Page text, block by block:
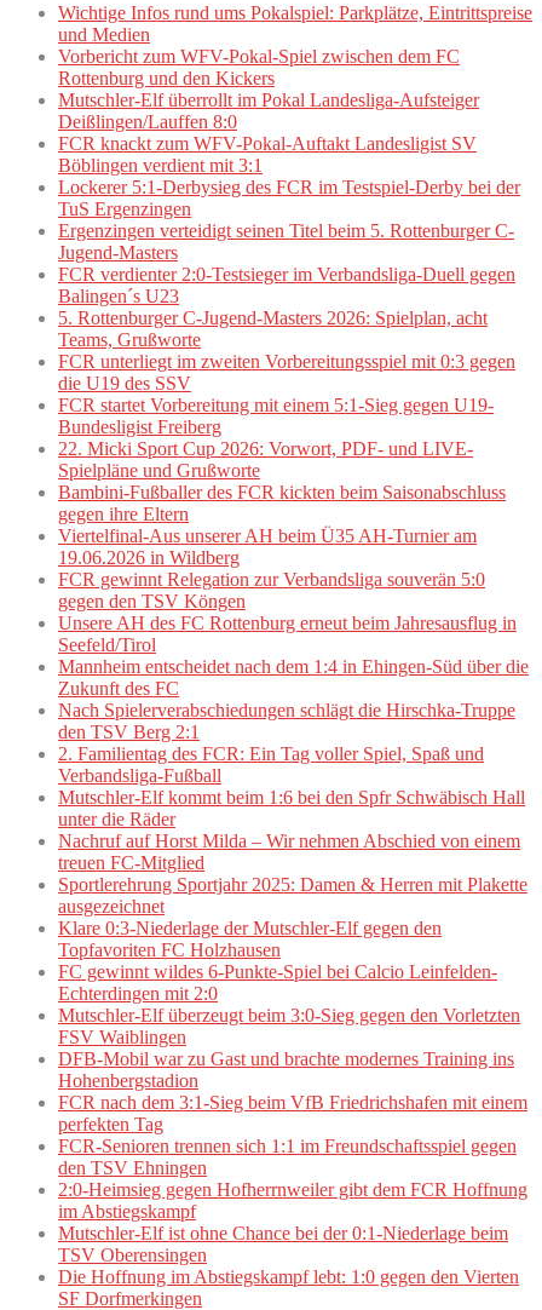
Wichtige Infos rund ums Pokalspiel: Parkplätze, Eintrittspreise
und Medien
Vorbericht zum WFV-Pokal-Spiel zwischen dem FC
Rottenburg und den Kickers
Mutschler-Elf überrollt im Pokal Landesliga-Aufsteiger
Deißlingen/Lauffen 8:0
FCR knackt zum WFV-Pokal-Auftakt Landesligist SV
Böblingen verdient mit 3:1
Lockerer 5:1-Derbysieg des FCR im Testspiel-Derby bei der
TuS Ergenzingen
Ergenzingen verteidigt seinen Titel beim 5. Rottenburger C-
Jugend-Masters
FCR verdienter 2:0-Testsieger im Verbandsliga-Duell gegen
Balingen´s U23
5. Rottenburger C-Jugend-Masters 2026: Spielplan, acht
Teams, Grußworte
FCR unterliegt im zweiten Vorbereitungsspiel mit 0:3 gegen
die U19 des SSV
FCR startet Vorbereitung mit einem 5:1-Sieg gegen U19-
Bundesligist Freiberg
22. Micki Sport Cup 2026: Vorwort, PDF- und LIVE-
Spielpläne und Grußworte
Bambini-Fußballer des FCR kickten beim Saisonabschluss
gegen ihre Eltern
Viertelfinal-Aus unserer AH beim Ü35 AH-Turnier am
19.06.2026 in Wildberg
FCR gewinnt Relegation zur Verbandsliga souverän 5:0
gegen den TSV Köngen
Unsere AH des FC Rottenburg erneut beim Jahresausflug in
Seefeld/Tirol
Mannheim entscheidet nach dem 1:4 in Ehingen-Süd über die
Zukunft des FC
Nach Spielerverabschiedungen schlägt die Hirschka-Truppe
den TSV Berg 2:1
2. Familientag des FCR: Ein Tag voller Spiel, Spaß und
Verbandsliga-Fußball
Mutschler-Elf kommt beim 1:6 bei den Spfr Schwäbisch Hall
unter die Räder
Nachruf auf Horst Milda – Wir nehmen Abschied von einem
treuen FC-Mitglied
Sportlerehrung Sportjahr 2025: Damen & Herren mit Plakette
ausgezeichnet
Klare 0:3-Niederlage der Mutschler-Elf gegen den
Topfavoriten FC Holzhausen
FC gewinnt wildes 6-Punkte-Spiel bei Calcio Leinfelden-
Echterdingen mit 2:0
Mutschler-Elf überzeugt beim 3:0-Sieg gegen den Vorletzten
FSV Waiblingen
DFB-Mobil war zu Gast und brachte modernes Training ins
Hohenbergstadion
FCR nach dem 3:1-Sieg beim VfB Friedrichshafen mit einem
perfekten Tag
FCR-Senioren trennen sich 1:1 im Freundschaftsspiel gegen
den TSV Ehningen
2:0-Heimsieg gegen Hofherrnweiler gibt dem FCR Hoffnung
im Abstiegskampf
Mutschler-Elf ist ohne Chance bei der 0:1-Niederlage beim
TSV Oberensingen
Die Hoffnung im Abstiegskampf lebt: 1:0 gegen den Vierten
SF Dorfmerkingen